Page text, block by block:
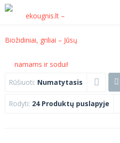
Rūšiuoti: Numatytasis
Rodyti: 24 Produktų puslapyje